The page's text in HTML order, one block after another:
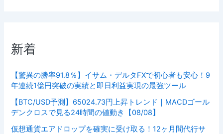
新着
【驚異の勝率91.8％】イサム・デルタFXで初心者も安心！9
年連続1億円突破の実績と即日利益実現の最強ツール
【BTC/USD予測】65024.73円上昇トレンド｜MACDゴール
デンクロスで見る24時間の値動き【08/08】
仮想通貨エアドロップを確実に受け取る！12ヶ月間代行サ